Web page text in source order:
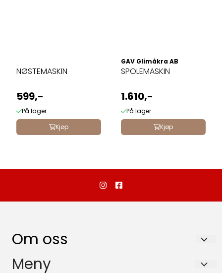
NØSTEMASKIN
599,-
På lager
Kjøp
GAV Glimåkra AB
SPOLEMASKIN
1.610,-
På lager
Kjøp
Om oss
Dalebutikken as
Meny